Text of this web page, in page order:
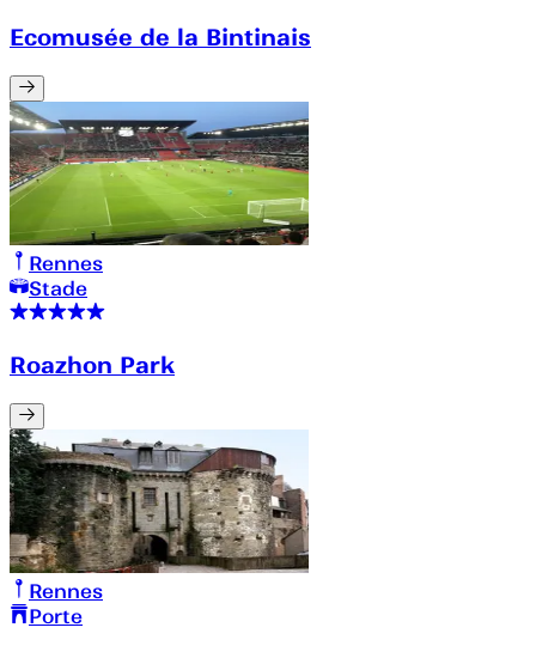
Ecomusée de la Bintinais
Rennes
Stade
Roazhon Park
Rennes
Porte